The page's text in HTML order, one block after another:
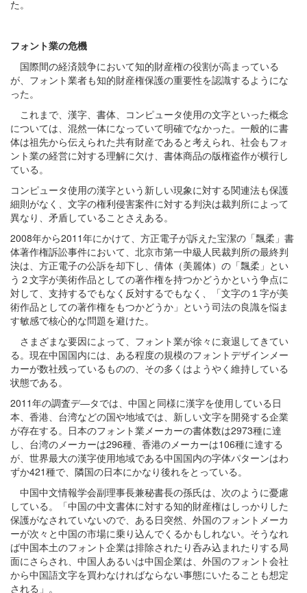
た。
フォント業の危機
国際間の経済競争において知的財産権の役割が高まっている
が、フォント業者も知的財産権保護の重要性を認識するようにな
った。
これまで、漢字、書体、コンピュータ使用の文字といった概念
については、混然一体になっていて明確でなかった。一般的に書
体は祖先から伝えられた共有財産であると考えられ、社会もフォ
ント業の経営に対する理解に欠け、書体商品の版権盗作が横行し
ている。
コンピュータ使用の漢字という新しい現象に対する関連法も保護
細則がなく、文字の権利侵害案件に対する判決は裁判所によって
異なり、矛盾していることさえある。
2008年から2011年にかけて、方正電子が訴えた宝潔の「飄柔」書
体著作権訴訟事件において、北京市第一中級人民裁判所の最終判
決は、方正電子の公訴を却下し、倩体（美麗体）の「飄柔」とい
う２文字が美術作品としての著作権を持つかどうかという争点に
対して、支持するでもなく反対するでもなく、「文字の１字が美
術作品としての著作権をもつかどうか」という司法の良識を悩ま
す敏感で核心的な問題を避けた。
さまざまな要因によって、フォント業が徐々に衰退してきてい
る。現在中国国内には、ある程度の規模のフォントデザインメー
カーが数社残っているものの、その多くはようやく維持している
状態である。
2011年の調査デ―タでは、中国と同様に漢字を使用している日
本、香港、台湾などの国や地域では、 新しい文字を開発する企業
が存在する。日本のフォント業メーカーの書体数は2973種に達
し、台湾のメーカーは296種、香港のメーカーは106種に達する
が、世界最大の漢字使用地域である中国国内の字体パターンはわ
ずか421種で、隣国の日本にかなり後れをとっている。
中国中文情報学会副理事長兼秘書長の孫氏は、次のように憂慮
している。「中国の中文書体に対する知的財産権はしっかりした
保護がなされていないので、ある日突然、外国のフォントメーカ
ーが次々と中国の市場に乗り込んでくるかもしれない。そうなれ
ば中国本土のフォント企業は排除されたり呑み込まれたりする局
面にさらされ、中国人あるいは中国企業は、外国のフォント会社
から中国語文字を買わなければならない事態にいたることも想定
される」。